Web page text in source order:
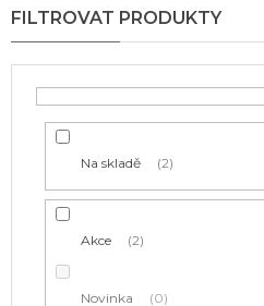
p
r
o
Na skladě 2
Akce 2
Novinka 0